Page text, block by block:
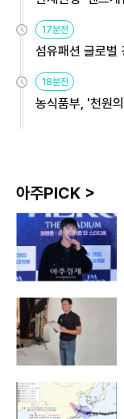
용해야
17분전
섬유패션 글로
원
18분전
농식품부, '천원
아주PICK >